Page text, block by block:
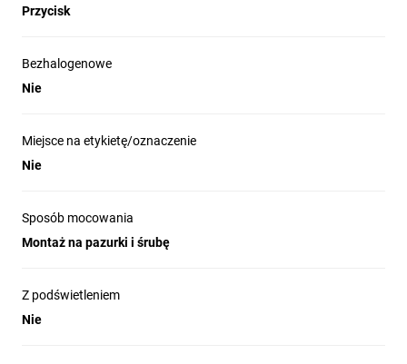
Przycisk
Bezhalogenowe
Nie
Miejsce na etykietę/oznaczenie
Nie
Sposób mocowania
Montaż na pazurki i śrubę
Z podświetleniem
Nie